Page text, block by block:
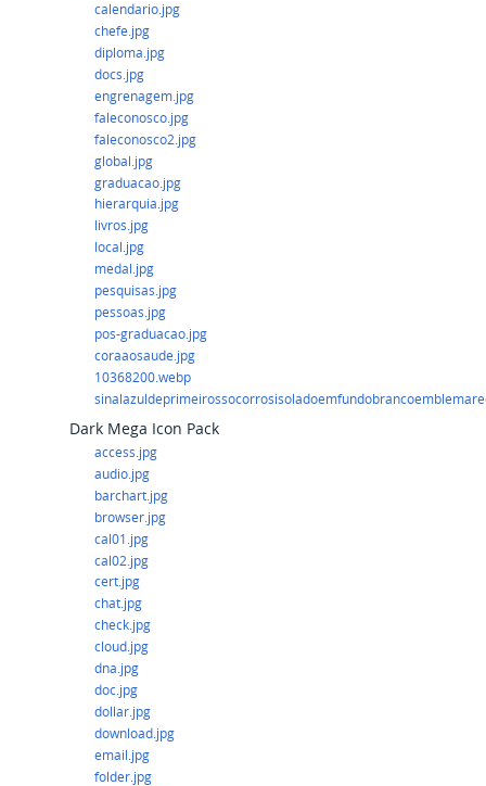
calendario.jpg
chefe.jpg
diploma.jpg
docs.jpg
engrenagem.jpg
faleconosco.jpg
faleconosco2.jpg
global.jpg
graduacao.jpg
hierarquia.jpg
livros.jpg
local.jpg
medal.jpg
pesquisas.jpg
pessoas.jpg
pos-graduacao.jpg
coraaosaude.jpg
10368200.webp
Dark Mega Icon Pack
access.jpg
audio.jpg
barchart.jpg
browser.jpg
cal01.jpg
cal02.jpg
cert.jpg
chat.jpg
check.jpg
cloud.jpg
dna.jpg
doc.jpg
dollar.jpg
download.jpg
email.jpg
folder.jpg